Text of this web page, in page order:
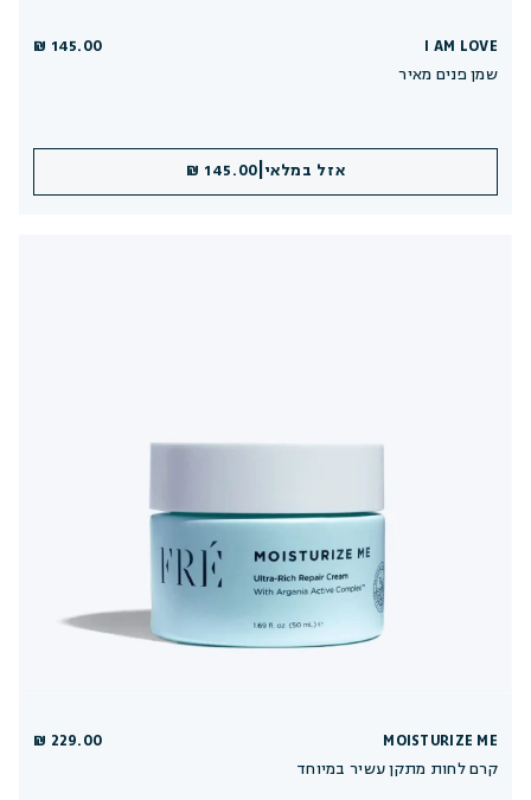
I AM LOVE
שמן פנים מאיר
145.00 ₪
אזל במלאי 145.00 ₪
MOISTURIZE ME
קרם לחות מתקן עשיר במיוחד
229.00 ₪